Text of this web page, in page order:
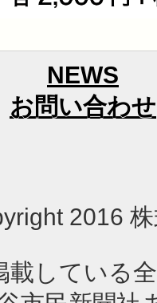
NEWS
お問い合わせ
2016
載している